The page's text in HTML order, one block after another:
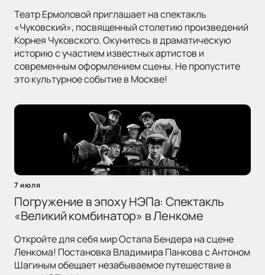
Театр Ермоловой приглашает на спектакль
«Чуковский», посвященный столетию произведений
Корнея Чуковского. Окунитесь в драматическую
историю с участием известных артистов и
современным оформлением сцены. Не пропустите
это культурное событие в Москве!
7 июля
Погружение в эпоху НЭПа: Спектакль
«Великий комбинатор» в Ленкоме
Откройте для себя мир Остапа Бендера на сцене
Ленкома! Постановка Владимира Панкова с Антоном
Шагиным обещает незабываемое путешествие в